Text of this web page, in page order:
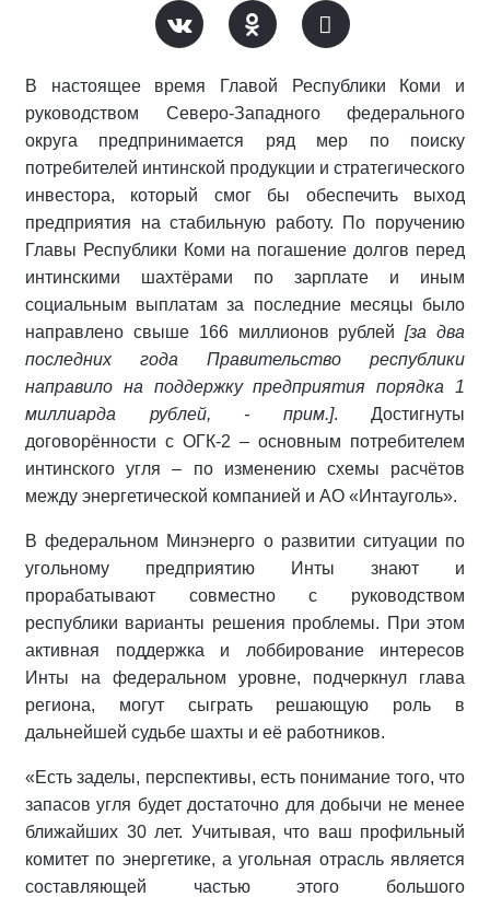
В настоящее время Главой Республики Коми и
руководством Северо-Западного федерального
округа предпринимается ряд мер по поиску
потребителей интинской продукции и стратегического
инвестора, который смог бы обеспечить выход
предприятия на стабильную работу. По поручению
Главы Республики Коми на погашение долгов перед
интинскими шахтёрами по зарплате и иным
социальным выплатам за последние месяцы было
направлено свыше 166 миллионов рублей[за два
последних года Правительство республики
направило на поддержку предприятия порядка 1
миллиарда рублей, - прим.]. Достигнуты
договорённости с ОГК-2 – основным потребителем
интинского угля – по изменению схемы расчётов
между энергетической компанией и АО «Интауголь».
В федеральном Минэнерго о развитии ситуации по
угольному предприятию Инты знают и
прорабатывают совместно с руководством
республики варианты решения проблемы. При этом
активная поддержка и лоббирование интересов
Инты на федеральном уровне, подчеркнул глава
региона, могут сыграть решающую роль в
дальнейшей судьбе шахты и её работников.
«Есть заделы, перспективы, есть понимание того, что
запасов угля будет достаточно для добычи не менее
ближайших 30 лет. Учитывая, что ваш профильный
комитет по энергетике, а угольная отрасль является
составляющей частью этого большого